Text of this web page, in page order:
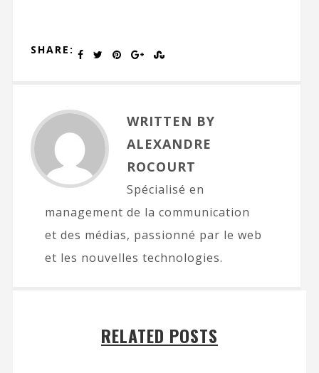
SHARE:
WRITTEN BY
ALEXANDRE
ROCOURT
Spécialisé en
management de la communication
et des médias, passionné par le web
et les nouvelles technologies.
RELATED POSTS